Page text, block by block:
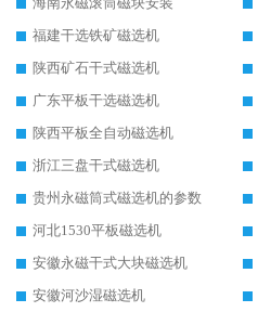
福建干选铁矿磁选机
陕西矿石干式磁选机
广东平板干选磁选机
陕西平板全自动磁选机
浙江三盘干式磁选机
贵州永磁筒式磁选机的参数
河北1530平板磁选机
安徽永磁干式大块磁选机
安徽河沙湿磁选机